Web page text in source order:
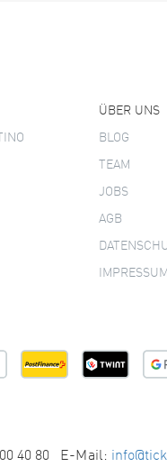
ÜBER UNS
BLOG
TEAM
JOBS
AGB
IMPRESSUM
40 80 E-Mail: